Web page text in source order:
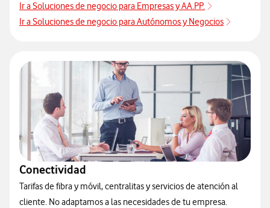
Ir a Soluciones de negocio para Empresas y AA.PP.
Ir a Soluciones de negocio para Autónomos y Negocios
Conectividad
Tarifas de fibra y móvil, centralitas y servicios de atención al
cliente. No adaptamos a las necesidades de tu empresa.